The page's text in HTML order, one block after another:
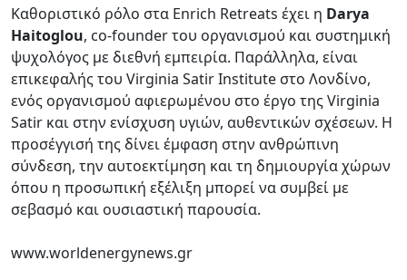
Καθοριστικό ρόλο στα Enrich Retreats έχει η Darya
Haitoglou, co-founder του οργανισμού και συστημική
ψυχολόγος με διεθνή εμπειρία. Παράλληλα, είναι
επικεφαλής του Virginia Satir Institute στο Λονδίνο,
ενός οργανισμού αφιερωμένου στο έργο της Virginia
Satir και στην ενίσχυση υγιών, αυθεντικών σχέσεων. Η
προσέγγισή της δίνει έμφαση στην ανθρώπινη
σύνδεση, την αυτοεκτίμηση και τη δημιουργία χώρων
όπου η προσωπική εξέλιξη μπορεί να συμβεί με
σεβασμό και ουσιαστική παρουσία.
www.worldenergynews.gr